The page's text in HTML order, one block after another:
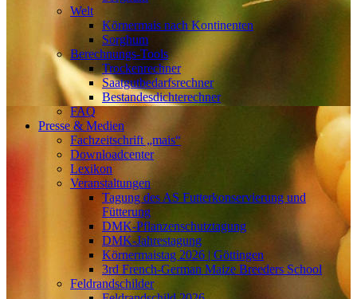
Welt
Körnermais nach Kontinenten
Sorghum
Berechnungs-Tools
Trockenrechner
Saatgutbedarfsrechner
Bestandesdichterechner
FAQ
Presse & Medien
Fachzeitschrift „mais“
Downloadcenter
Lexikon
Veranstaltungen
Tagung des AS Futterkonservierung und
Fütterung
DMK-Pflanzenschutztagung
DMK-Jahrestagung
Körnermaistag 2026 | Göttingen
3rd French-German Maize Breeders School
Feldrandschilder